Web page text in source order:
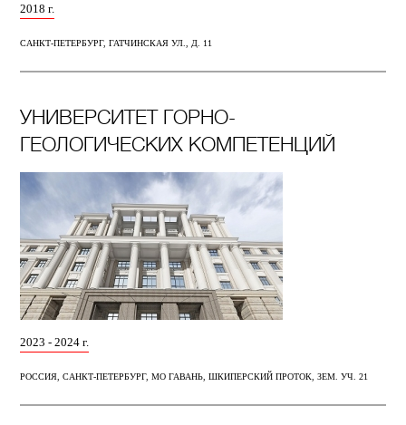
2018 г.
САНКТ-ПЕТЕРБУРГ, ГАТЧИНСКАЯ УЛ., Д. 11
УНИВЕРСИТЕТ ГОРНО-
ГЕОЛОГИЧЕСКИХ КОМПЕТЕНЦИЙ
2023 - 2024 г.
РОССИЯ, САНКТ-ПЕТЕРБУРГ, МО ГАВАНЬ, ШКИПЕРСКИЙ ПРОТОК, ЗЕМ. УЧ. 21